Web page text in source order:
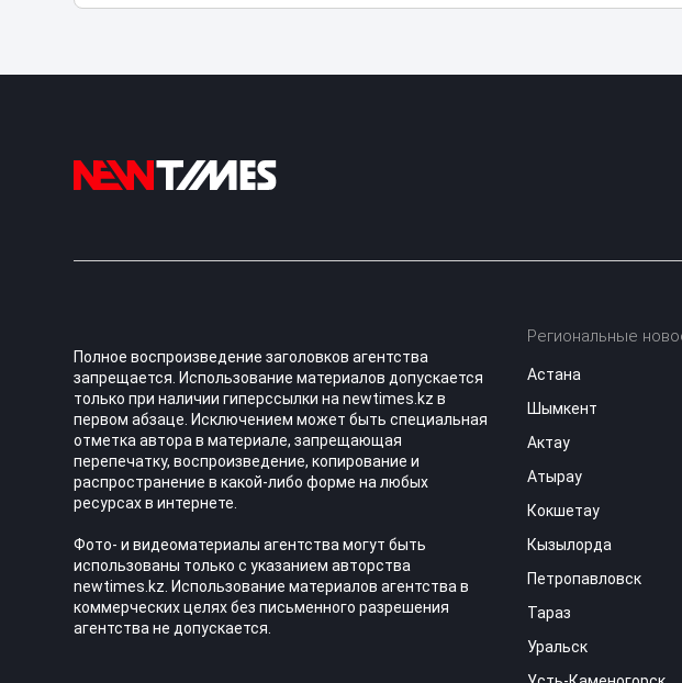
Полное воспроизведение заголовков агентства
запрещается. Использование материалов допускается
только при наличии гиперссылки на newtimes.kz в
первом абзаце. Исключением может быть специальная
отметка автора в материале, запрещающая
перепечатку, воспроизведение, копирование и
распространение в какой-либо форме на любых
ресурсах в интернете.
Фото- и видеоматериалы агентства могут быть
использованы только с указанием авторства
newtimes.kz. Использование материалов агентства в
коммерческих целях без письменного разрешения
агентства не допускается.
Региональные
Астана
Шымкент
Актау
Атырау
Кокшетау
Кызылорда
Петропавловск
Тараз
Уральск